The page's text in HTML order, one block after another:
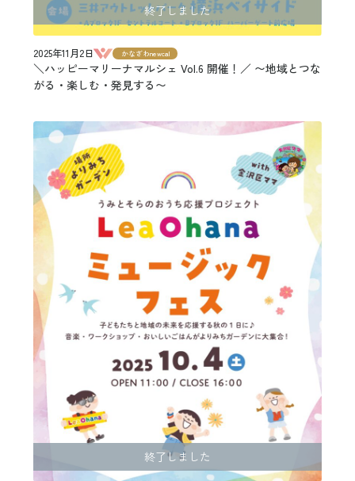
終了しました
2025年11月2日 かなざわnewcal
＼ハッピーマリーナマルシェ Vol.6 開催！／ 〜地域とつな
がる・楽しむ・発見する〜
終了しました